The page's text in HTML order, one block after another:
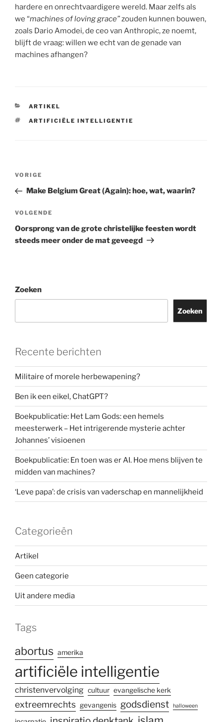
hardere en onrechtvaardigere wereld. Maar zelfs als
we “machines of loving grace”zouden kunnen bouwen,
zoals Dario Amodei, de ceo van Anthropic, ze noemt,
blijft de vraag: willen we echt van de genade van
machines afhangen?
CATEGORIEËN
ARTIKEL
TAGS
ARTIFICIËLE INTELLIGENTIE
Berichtnavigatie
Vorig
bericht
VORIGE
Make Belgium Great (Again): hoe, wat, waarin?
Volgend
bericht
VOLGENDE
Oorsprong van de grote christelijke feesten wordt
steeds meer onder de mat geveegd
Zoeken
Zoeken
Recente berichten
Militaire of morele herbewapening?
Ben ik een eikel, ChatGPT?
Boekpublicatie: Het Lam Gods: een hemels
meesterwerk – Het intrigerende mysterie achter
Johannes’ visioenen
Boekpublicatie: En toen was er AI. Hoe mens blijven te
midden van machines?
‘Leve papa’: de crisis van vaderschap en mannelijkheid
Categorieën
Artikel
Geen categorie
Uit andere media
Tags
abortus amerika
artificiële intelligentie
christenvervolging cultuur evangelische kerk
extreemrechts gevangenis godsdienst halloween